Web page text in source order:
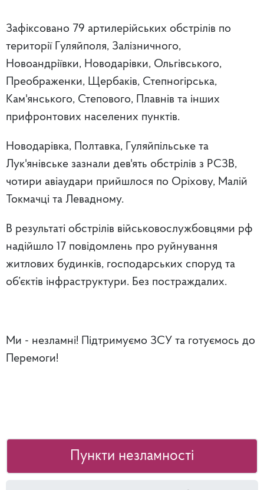
Зафіксовано 79 артилерійських обстрілів по
території Гуляйполя, Залізничного,
Новоандріївки, Новодарівки, Ольгівського,
Преображенки, Щербаків, Степногірська,
Кам'янського, Степового, Плавнів та інших
прифронтових населених пунктів.
Новодарівка, Полтавка, Гуляйпільське та
Лук'янівське зазнали дев'ять обстрілів з РСЗВ,
чотири авіаудари прийшлося по Оріхову, Малій
Токмачці та Левадному.
В результаті обстрілів військовослужбовцями рф
надійшло 17 повідомлень про руйнування
житлових будинків, господарських споруд та
об’єктів інфраструктури. Без постраждалих.
Ми - незламні! Підтримуємо ЗСУ та готуємось до
Перемоги!
Пункти незламності